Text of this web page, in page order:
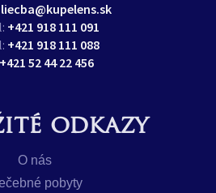
liecba@kupelens.sk
+421 918 111 091
+421 918 111 088
+421 52 44 22 456
odkazy
O nás
pobyty